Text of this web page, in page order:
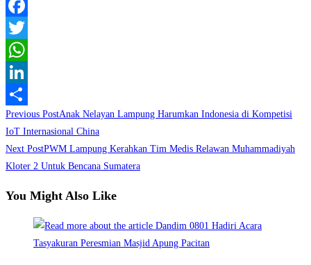
Facebook
Twitter
WhatsApp
LinkedIn
Share
Read
more
articles
Previous PostAnak Nelayan Lampung Harumkan Indonesia di Kompetisi
IoT Internasional China
Next PostPWM Lampung Kerahkan Tim Medis Relawan Muhammadiyah
Kloter 2 Untuk Bencana Sumatera
You Might Also Like